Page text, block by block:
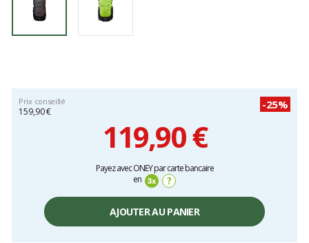
Prix conseillé
159,90 €
-25%
119,90 €
Payez avec ONEY par carte bancaire
en
?
AJOUTER AU PANIER